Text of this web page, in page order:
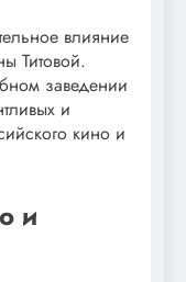
влияние
Титовой.
заведении
и
кино и
и